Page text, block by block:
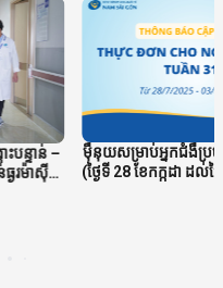
ម៉ឺនុយសម្រាប់អ្នកជំងឺប្រចាំសប្តាហ៍ទី
(ថ្ងៃទី 28 ខែកក្កដា ដល់ថ្ងៃទី 3 ខែសី